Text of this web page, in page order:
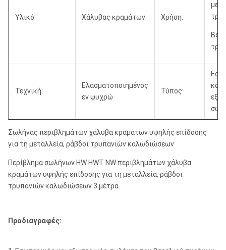
Υλικό: Χάλυβας κραμάτων Χρήση:
με
Τεχνική:
Ελασματοποιημένος
εν ψυχρώ
Τύπος:
και
Σωλήνας περιβλημάτων χάλυβα κραμάτων υψηλής επίδοσης
για τη μεταλλεία, ράβδοι τρυπανιών καλωδιώσεων
Περίβλημα σωλήνων HW HWT NW περιβλημάτων χάλυβα
κραμάτων υψηλής επίδοσης για τη μεταλλεία, ράβδοι
τρυπανιών καλωδιώσεων 3 μέτρα
Προδιαγραφές: